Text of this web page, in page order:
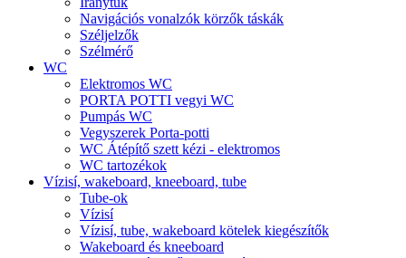
Navigációs vonalzók körzők táskák
Széljelzők
Szélmérő
WC
Elektromos WC
PORTA POTTI vegyi WC
Pumpás WC
Vegyszerek Porta-potti
WC Átépítő szett kézi - elektromos
WC tartozékok
Vízisí, wakeboard, kneeboard, tube
Tube-ok
Vízisí
Vízisí, tube, wakeboard kötelek kiegészítők
Wakeboard és kneeboard